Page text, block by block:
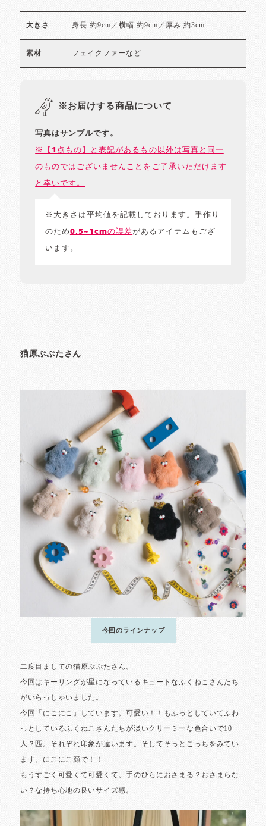
大きさ 身長 約9cm／横幅 約9cm／厚み 約3cm
素材 フェイクファーなど
※お届けする商品について
写真はサンプルです。
※【1点もの】と表記があるもの以外は写真と同一
のものではございませんことをご了承いただけます
と幸いです。
※大きさは平均値を記載しております。手作り
のため0.5~1cmの誤差があるアイテムもござ
います。